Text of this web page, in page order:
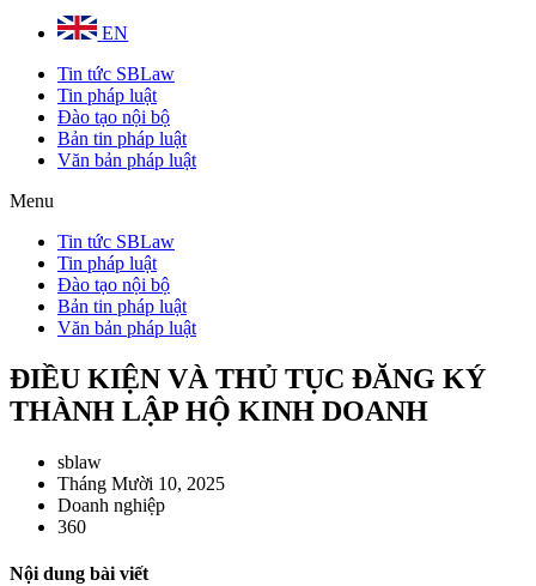
EN
Tin tức SBLaw
Tin pháp luật
Đào tạo nội bộ
Bản tin pháp luật
Văn bản pháp luật
Menu
Tin tức SBLaw
Tin pháp luật
Đào tạo nội bộ
Bản tin pháp luật
Văn bản pháp luật
ĐIỀU KIỆN VÀ THỦ TỤC ĐĂNG KÝ
THÀNH LẬP HỘ KINH DOANH
sblaw
Tháng Mười 10, 2025
Doanh nghiệp
360
Nội dung bài viết